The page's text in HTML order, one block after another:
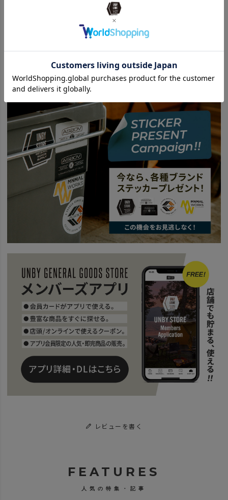
充電を驚くほど快適に。NATIVE UNIONの最強 ”3IN1” ワイヤレスチ
NATIVE UNION ネイティブユニオン 商品一覧はこちら
レビューを書く
FEATURES
人気の特集・記事